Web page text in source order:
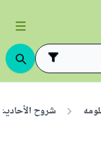
شروح